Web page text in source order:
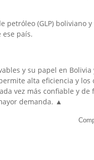
(GLP) boliviano y
país.
y su papel en
alta eficiencia y los
vez más confiable y de
demanda. ▲